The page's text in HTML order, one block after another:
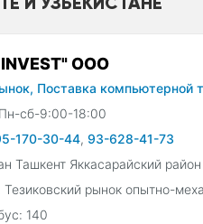
INVEST" ООО
Поставка компьютерной
Пн-сб-9:00-18:00
170-30-44,93-628-41-73
Ташкент Яккасарайский
рынок опытно-
140